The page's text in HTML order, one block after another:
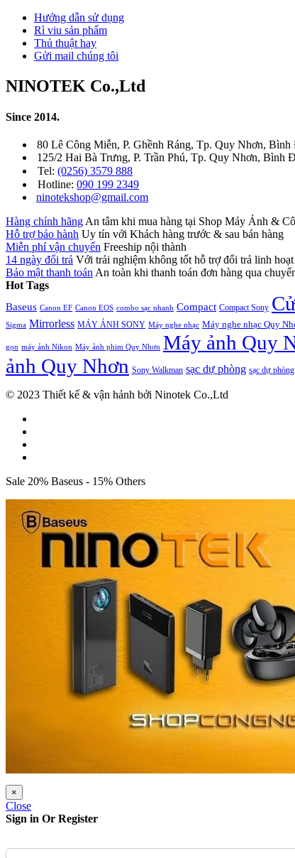
Hướng dẫn sử dụng
Rì viu sản phẩm
Thủ thuật hay
Gửi mail chúng tôi
NINOTEK Co.,Ltd
Since 2014.
80 Lê Công Miễn, P. Ghềnh Ráng, Tp. Quy Nhơn,
125/2 Hai Bà Trưng, P. Trần Phú, Tp. Quy Nhơn, Bình
Tel: (0256) 3579 888
Hotline: 090 199 2349
ninotekshop@gmail.com
Hàng chính hãng An tâm khi mua hàng tại Shop Máy Ảnh &
Hỗ trợ bảo hành Uy tín với Khách hàng trước & sau bán hàng
Miễn phí vận chuyển Freeship nội thành
14 ngày đổi trả Với trải nghiệm không tốt hỗ trợ đổi trả linh hoạt
Bảo mật thanh toán An toàn khi thanh toán đơn hàng qua
Hot Tags
Baseus Canon EF Canon EOS combo sạc nhanh Compact Compact Sony
Sigma Mirrorless MÁY ẢNH SONY Máy nghe nhạc Máy nghe nhạc Quy
gọn máy ảnh Nikon Máy ảnh phim Quy Nhơn Máy ảnh Quy
ảnh Quy Nhơn Sony Walkman sạc dự phòng sạc dự
© 2023 Thiết kế & vận hảnh bởi Ninotek Co.,Ltd
Sale 20% Baseus - 15% Others
×
Close
Sign in Or Register